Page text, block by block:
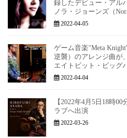
録したデビュー・アル
ノラ・ジョーンズ（
2022-04-05
ゲーム音楽"Meta
逆襲）のアレンジ曲が
エイトビット・ビッグ
2022-04-04
【2022年4月5日18時
ラブへ出演
2022-03-26